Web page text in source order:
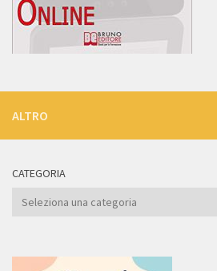
ALTRO
CATEGORIA
Categoria